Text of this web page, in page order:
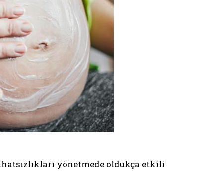
yönetmede oldukça etkili